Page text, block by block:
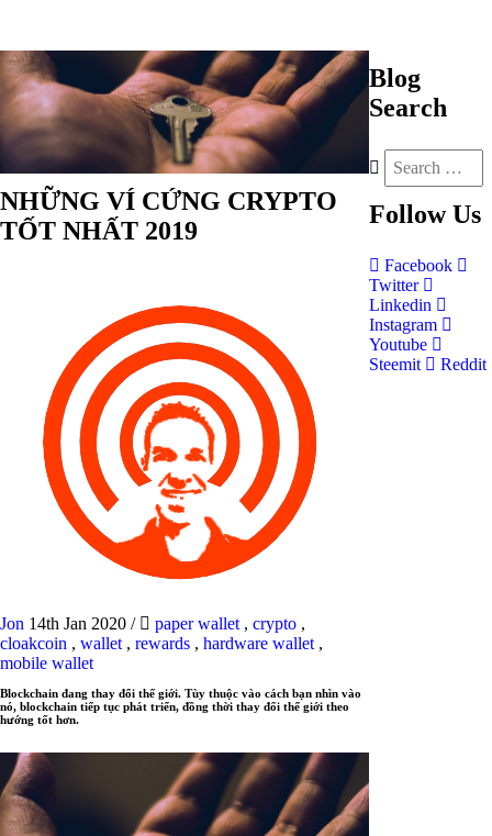
NHỮNG VÍ CỨNG CRYPTO
TỐT NHẤT 2019
Jon 14th Jan 2020 / paper wallet , crypto ,
cloakcoin , wallet , rewards , hardware wallet ,
mobile wallet
Blockchain đang thay đổi thế giới. Tùy thuộc vào cách bạn nhìn vào
nó, blockchain tiếp tục phát triển, đồng thời thay đổi thế giới theo
hướng tốt hơn.
Blog
Search
Follow Us
Facebook
Twitter
Linkedin
Instagram
Youtube
Steemit
Reddit